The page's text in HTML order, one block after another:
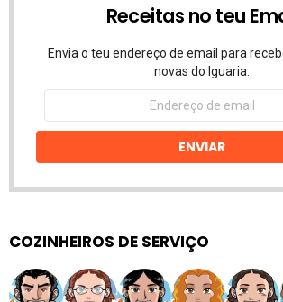
Receitas no teu
Envia o teu endereço de email para
novas do Iguaria.
Endereço
email
ENVIAR
COZINHEIROS DE SERVIÇO